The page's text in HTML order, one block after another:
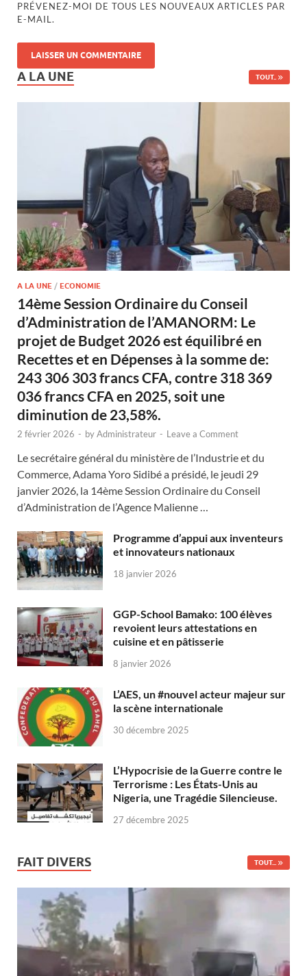
PRÉVENEZ-MOI DE TOUS LES NOUVEAUX ARTICLES PAR
E-MAIL.
A LA UNE TOUT..
A LA UNE / ECONOMIE
14ème Session Ordinaire du Conseil
d’Administration de l’AMANORM: Le
projet de Budget 2026 est équilibré en
Recettes et en Dépenses à la somme de:
243 306 303 francs CFA, contre 318 369
036 francs CFA en 2025, soit une
diminution de 23,58%.
2 février 2026 - byAdministrateur - Leave a Comment
Le secrétaire général du ministère de l’Industrie et du
Commerce, Adama Yoro Sidibé a présidé, le jeudi 29
janvier 2026, la 14ème Session Ordinaire du Conseil
d’Administration de l’Agence Malienne …
Programme d’appui aux inventeurs
et innovateurs nationaux
18 janvier 2026
GGP-School Bamako: 100 élèves
revoient leurs attestations en
cuisine et en pâtisserie
8 janvier 2026
L’AES, un #nouvel acteur majeur sur
la scène internationale
30 décembre 2025
L’Hypocrisie de la Guerre contre le
Terrorisme : Les États-Unis au
Nigeria, une Tragédie Silencieuse.
27 décembre 2025
FAIT DIVERS TOUT...